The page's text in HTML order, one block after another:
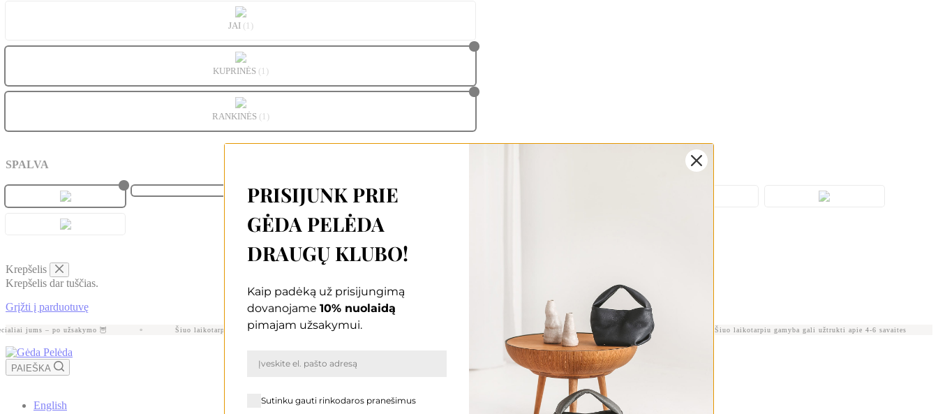
JAI (1)
KUPRINĖS (1)
RANKINĖS (1)
SPALVA
Krepšelis
Krepšelis dar tuščias.
Grįžti į parduotuvę
jums – po užsakymo 🦉 Šiuo laikotarpiu gamyba gali užtrukti apie 4-6 savaites Kiekviena rankinė kuriama specialiai jums – po užsakymo 🦉 Šiuo laikotarpiu gamyba gali užtrukti apie 4-6 savaites
PAIEŠKA
English
PRISIJUNK PRIE
GĖDA PELĖDA
DRAUGŲ KLUBO!
Kaip padėką už prisijungimą
dovanojame 10% nuolaidą
pimajam užsakymui.
Sutinku gauti rinkodaros pranešimus